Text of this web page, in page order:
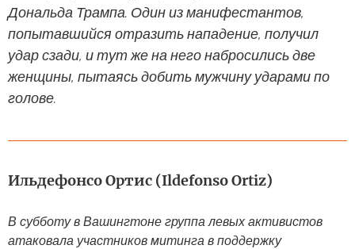
Дональда Трампа. Один из манифестантов,
попытавшийся отразить нападение, получил
удар сзади, и тут же на него набросились две
женщины, пытаясь добить мужчину ударами по
голове.
Ильдефонсо Ортис (Ildefonso Ortiz)
В субботу в Вашингтоне группа левых активистов
атаковала участников митинга в поддержку